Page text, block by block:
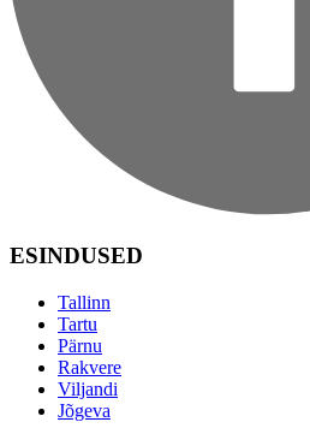
ESINDUSED
Tallinn
Tartu
Pärnu
Rakvere
Viljandi
Jõgeva